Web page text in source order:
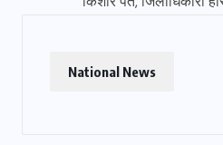
National News